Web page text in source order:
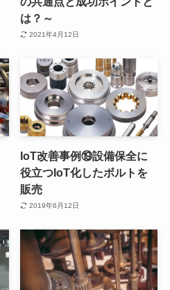
は？～
2021年4月12日
IoT改善事例⑲設備保全に
役立つIoT化したボルトを
販売
2019年6月12日